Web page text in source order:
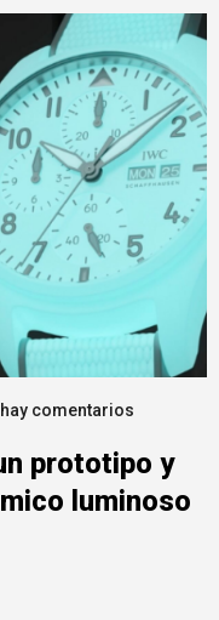
comentarios
prototipo y
luminoso